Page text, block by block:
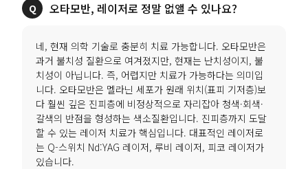
오타모반, 레이저로 정말 없앨 수 있나요?
네, 현재 의학 기술로 충분히 치료 가능합니다. 오타모반은
과거 불치성 질환으로 여겨졌지만, 현재는 난치성이지, 불
치성이 아닙니다. 즉, 어렵지만 치료가 가능하다는 의미입
니다. 오타모반은 멜라닌 세포가 원래 위치(표피 기저층)보
다 훨씬 깊은 진피층에 비정상적으로 자리잡아 청색·회색·
갈색의 반점을 형성하는 색소질환입니다. 진피층까지 도달
할 수 있는 레이저 치료가 핵심입니다. 대표적인 레이저로
는 Q-스위치 Nd:YAG 레이저, 루비 레이저, 피코 레이저가
있습니다.